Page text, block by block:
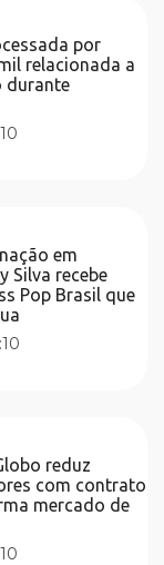
por
relacionada a
durante
em
Silva recebe
Pop Brasil que
reduz
com contrato
mercado de